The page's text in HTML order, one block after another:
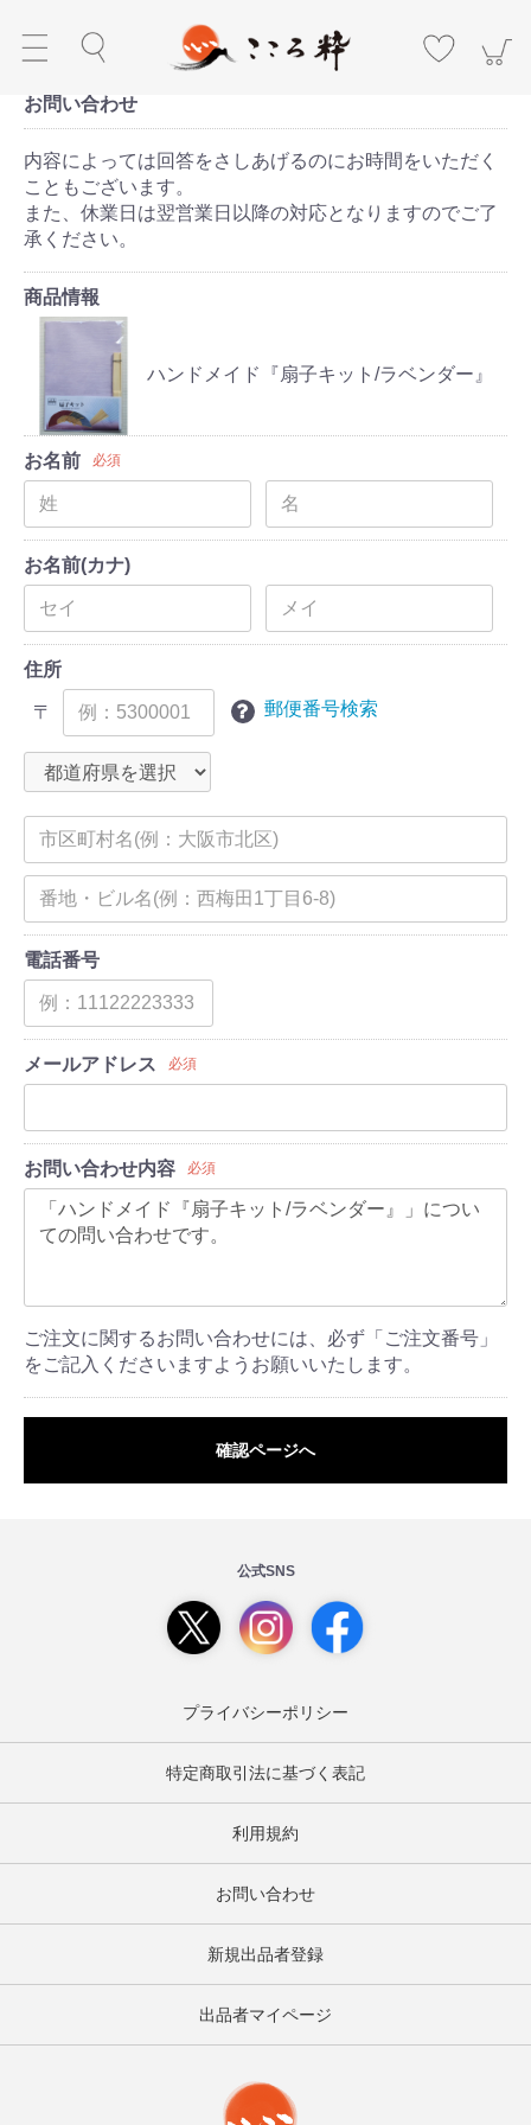
お問い合わせ
内容によっては回答をさしあげるのにお時間をいただく
こともございます。
また、休業日は翌営業日以降の対応となりますのでご了
承ください。
商品情報
ハンドメイド『扇子キット/ラベンダー』
お名前 必須
お名前(カナ)
住所
〒 郵便番号検索
電話番号
メールアドレス 必須
お問い合わせ内容 必須
ご注文に関するお問い合わせには、必ず「ご注文番号」
をご記入くださいますようお願いいたします。
確認ページへ
公式SNS
プライバシーポリシー
特定商取引法に基づく表記
利用規約
お問い合わせ
新規出品者登録
出品者マイページ